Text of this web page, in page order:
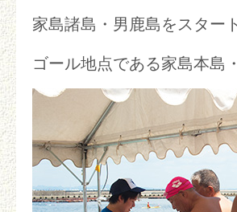
家島諸島・男鹿島をスター
ゴール地点である家島本島